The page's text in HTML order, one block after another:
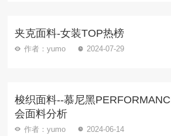
夹克面料-女装TOP热榜
作者：yumo 2024-07-29
梭织面料--慕尼黑
会面料分析
作者：yumo 2024-06-14